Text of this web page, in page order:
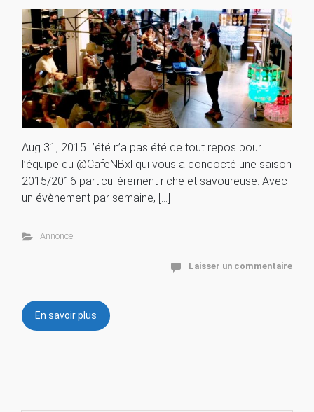
Aug 31, 2015 L’été n’a pas été de tout repos pour
l’équipe du @CafeNBxl qui vous a concocté une saison
2015/2016 particulièrement riche et savoureuse. Avec
un évènement par semaine, […]
Annonce
Laisser un commentaire
En savoir plus